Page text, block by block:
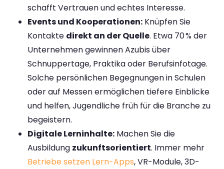
schafft Vertrauen und echtes Interesse.
Events und Kooperationen: Knüpfen Sie
Kontakte direkt an der Quelle. Etwa 70 % der
Unternehmen gewinnen Azubis über
Schnuppertage, Praktika oder Berufsinfotage​.
Solche persönlichen Begegnungen in Schulen
oder auf Messen ermöglichen tiefere Einblicke
und helfen, Jugendliche früh für die Branche zu
begeistern.
Digitale Lerninhalte: Machen Sie die
Ausbildung zukunftsorientiert. Immer mehr
Betriebe setzen Lern-Apps, VR-Module, 3D-